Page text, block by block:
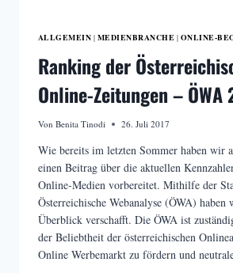
ALLGEMEIN | MEDIENBRANCHE | ONLINE-
Ranking der
Online-Zeitungen – ÖWA
Von Benita Tinodi 26. Juli 2017
Wie bereits im letzten Sommer haben wir
einen Beitrag über die aktuellen
Online-Medien vorbereitet. Mithilfe der
Österreichische Webanalyse (ÖWA) haben
Überblick verschafft. Die ÖWA ist
der Beliebtheit der österreichischen
Online Werbemarkt zu fördern und